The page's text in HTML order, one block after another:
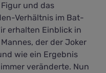
und das
Verhältnis im Bat-
erhalten Einblick in
der der Joker
wie ein Ergebnis
veränderte. Nun